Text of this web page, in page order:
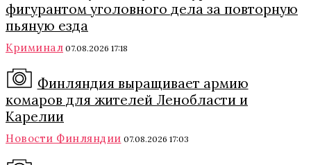
фигурантом уголовного дела за повторную
пьяную езда
Криминал 07.08.2026 17:18
Финляндия выращивает армию
комаров для жителей Ленобласти и
Карелии
Новости Финляндии 07.08.2026 17:03